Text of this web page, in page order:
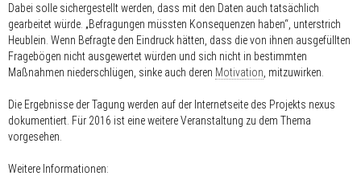
Dabei solle sichergestellt werden, dass mit den Daten auch tatsächlich
gearbeitet würde. „Befragungen müssten Konsequenzen haben“, unterstrich
Heublein. Wenn Befragte den Eindruck hätten, dass die von ihnen ausgefüllten
Fragebögen nicht ausgewertet würden und sich nicht in bestimmten
Maßnahmen niederschlügen, sinke auch deren Motivation , mitzuwirken.
Die Ergebnisse der Tagung werden auf der Internetseite des Projekts nexus
dokumentiert. Für 2016 ist eine weitere Veranstaltung zu dem Thema
vorgesehen.
Weitere Informationen: